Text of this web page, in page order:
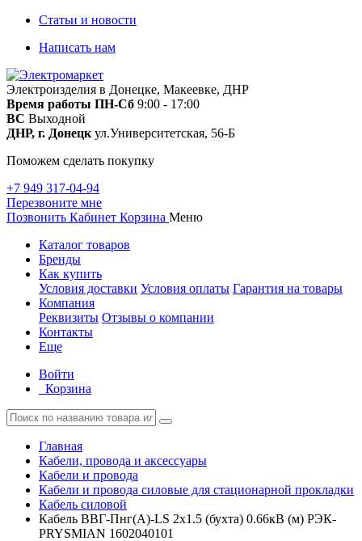
Статьи и новости
Написать нам
Электроизделия в Донецке, Макеевке, ДНР
Время работы ПН-Сб 9:00 - 17:00
ВС Выходной
ДНР, г. Донецк ул.Университетская, 56-Б
Поможем сделать покупку
+7 949 317-04-94
Перезвоните мне
Позвонить Кабинет Корзина Меню
Каталог товаров
Бренды
Как купить
Условия доставки Условия оплаты Гарантия на товары
Компания
Реквизиты Отзывы о компании
Контакты
Еще
Войти
Корзина
Главная
Кабели, провода и аксессуары
Кабели и провода
Кабели и провода силовые для стационарной прокладки
Кабель силовой
Кабель ВВГ-Пнг(А)-LS 2х1.5 (бухта) 0.66кВ (м) РЭК-
PRYSMIAN 1602040101